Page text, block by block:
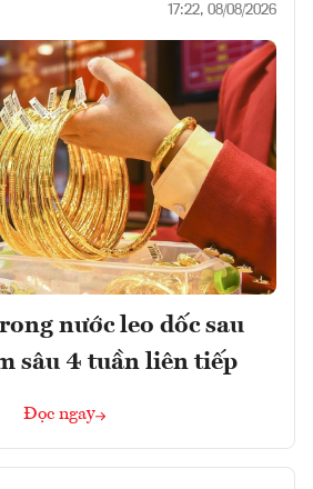
17:22, 08/08/2026
nước leo dốc sau
sâu 4 tuần liên tiếp
Đọc ngay